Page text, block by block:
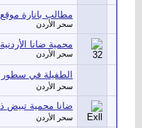
مطالب بانارة
سحر الأردن
محمية ضانا
سحر الأردن
الطفيلة في سطور
سحر الأردن
ضانا محمية تبيض
سحر الأردن